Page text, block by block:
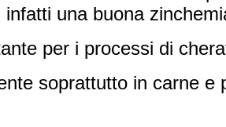
infatti una buona
per i processi di
soprattutto in carne e